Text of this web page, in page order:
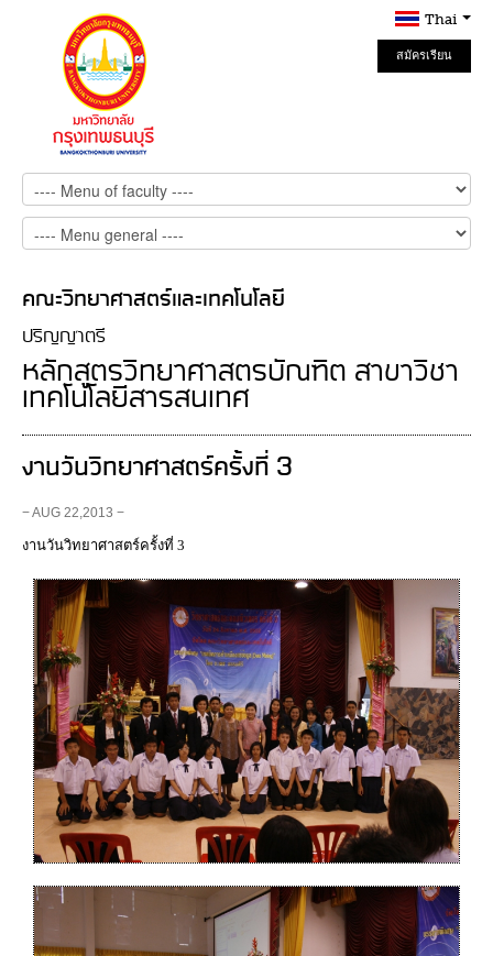
Thai
สมัครเรียน
Online
คณะวิทยาศาสตร์และเทคโนโลยี
ปริญญาตรี
หลักสูตรวิทยาศาสตรบัณฑิต สาขาวิชา
เทคโนโลยีสารสนเทศ
งานวันวิทยาศาสตร์ครั้งที่ 3
− AUG 22,2013 −
งานวันวิทยาศาสตร์ครั้งที่ 3